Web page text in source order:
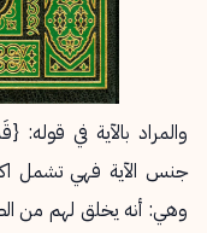
جنس الآية فهي تشمل
وهي: أنه يخلق لهم من